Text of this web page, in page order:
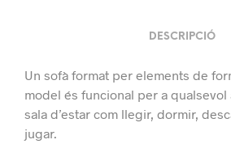
DESCRIPCIÓ
Un sofà format per elements de
model és funcional per a
sala d’estar com llegir, dormir,
jugar.